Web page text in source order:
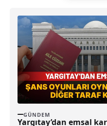
GÜNDEM
Yargıtay’dan emsal